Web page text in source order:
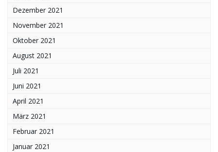
Dezember 2021
November 2021
Oktober 2021
August 2021
Juli 2021
Juni 2021
April 2021
März 2021
Februar 2021
Januar 2021